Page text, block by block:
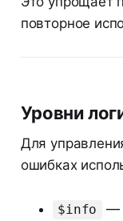
повторное
Уровни
Для
ошибках
$info —